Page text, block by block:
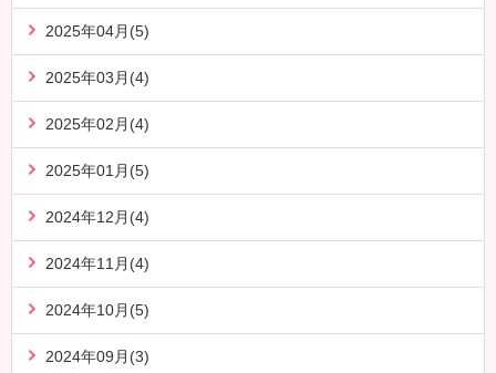
2025年04月(5)
2025年03月(4)
2025年02月(4)
2025年01月(5)
2024年12月(4)
2024年11月(4)
2024年10月(5)
2024年09月(3)